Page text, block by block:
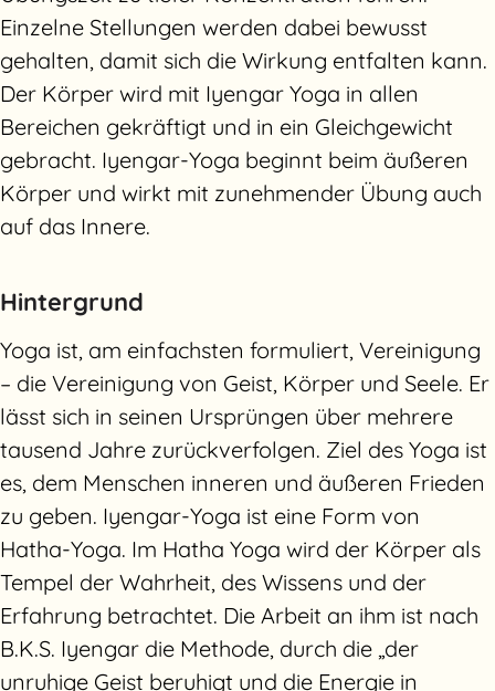
Yoga
Therapie
Ausbildung
Stundenplan
Einzelne Stellungen werden dabei bewusst
gehalten, damit sich die Wirkung entfalten kann.
Der Körper wird mit Iyengar Yoga in allen
Bereichen gekräftigt und in ein Gleichgewicht
gebracht. Iyengar-Yoga beginnt beim äußeren
Körper und wirkt mit zunehmender Übung auch
auf das Innere.
Hintergrund
Yoga ist, am einfachsten formuliert, Vereinigung
– die Vereinigung von Geist, Körper und Seele. Er
lässt sich in seinen Ursprüngen über mehrere
tausend Jahre zurückverfolgen. Ziel des Yoga ist
es, dem Menschen inneren und äußeren Frieden
zu geben. Iyengar-Yoga ist eine Form von
Hatha-Yoga. Im Hatha Yoga wird der Körper als
Tempel der Wahrheit, des Wissens und der
Erfahrung betrachtet. Die Arbeit an ihm ist nach
B.K.S. Iyengar die Methode, durch die „der
unruhige Geist beruhigt und die Energie in